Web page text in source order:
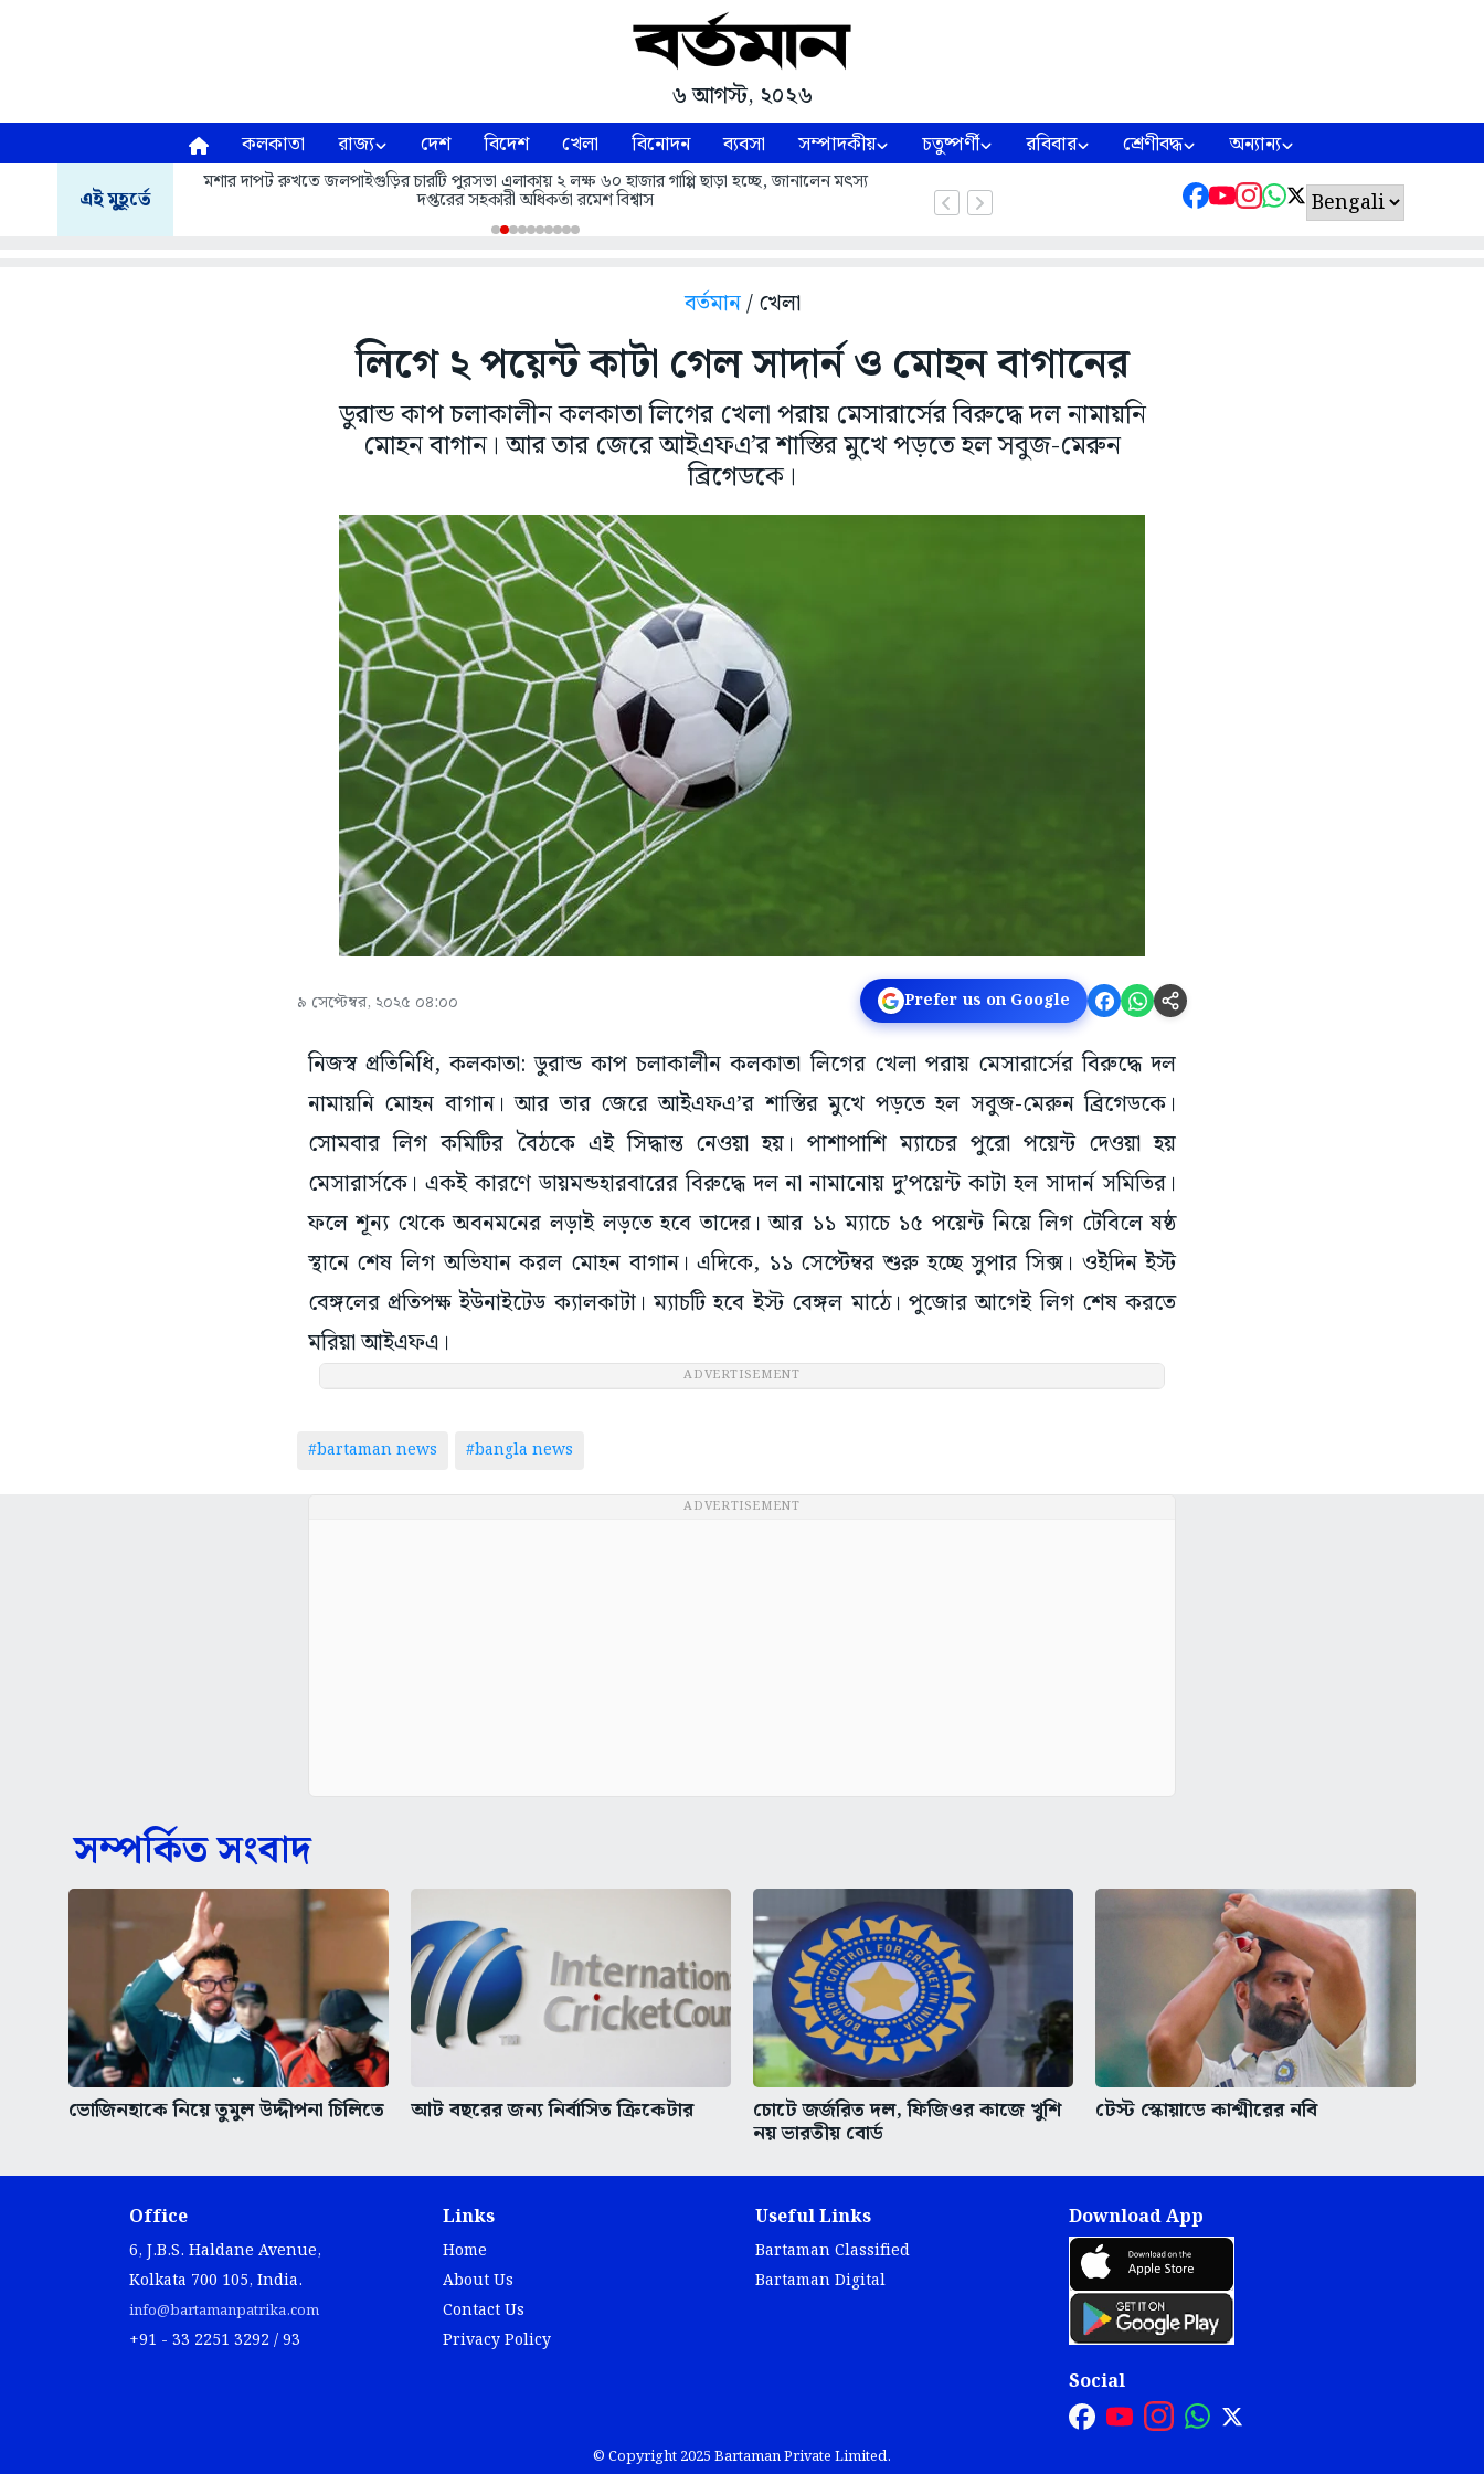
৬ আগস্ট, ২০২৬
কলকাতা রাজ্য দেশ বিদেশ খেলা বিনোদন ব্যবসা সম্পাদকীয় চতুষ্পর্ণী রবিবার শ্রেণীবদ্ধ অন্যান্য
এই মুহূর্তে
মশার দাপট রুখতে জলপাইগুড়ির চারটি পুরসভা এলাকায় ২ লক্ষ ৬০ হাজার গাপ্পি ছাড়া হচ্ছে, জানালেন মৎস্য
দপ্তরের সহকারী অধিকর্তা রমেশ বিশ্বাস
বর্তমান/ খেলা
লিগে ২ পয়েন্ট কাটা গেল সাদার্ন ও মোহন বাগানের
ডুরান্ড কাপ চলাকালীন কলকাতা লিগের খেলা পরায় মেসারার্সের বিরুদ্ধে দল নামায়নি
মোহন বাগান। আর তার জেরে আইএফএ’র শাস্তির মুখে পড়তে হল সবুজ-মেরুন
ব্রিগেডকে।
৯ সেপ্টেম্বর, ২০২৫ ০৪:০০ Prefer us on Google
নিজস্ব প্রতিনিধি, কলকাতা: ডুরান্ড কাপ চলাকালীন কলকাতা লিগের খেলা পরায় মেসারার্সের বিরুদ্ধে দল
নামায়নি মোহন বাগান। আর তার জেরে আইএফএ’র শাস্তির মুখে পড়তে হল সবুজ-মেরুন ব্রিগেডকে।
সোমবার লিগ কমিটির বৈঠকে এই সিদ্ধান্ত নেওয়া হয়। পাশাপাশি ম্যাচের পুরো পয়েন্ট দেওয়া হয়
মেসারার্সকে। একই কারণে ডায়মন্ডহারবারের বিরুদ্ধে দল না নামানোয় দু’পয়েন্ট কাটা হল সাদার্ন সমিতির।
ফলে শূন্য থেকে অবনমনের লড়াই লড়তে হবে তাদের। আর ১১ ম্যাচে ১৫ পয়েন্ট নিয়ে লিগ টেবিলে ষষ্ঠ
স্থানে শেষ লিগ অভিযান করল মোহন বাগান। এদিকে, ১১ সেপ্টেম্বর শুরু হচ্ছে সুপার সিক্স। ওইদিন ইস্ট
বেঙ্গলের প্রতিপক্ষ ইউনাইটেড ক্যালকাটা। ম্যাচটি হবে ইস্ট বেঙ্গল মাঠে। পুজোর আগেই লিগ শেষ করতে
মরিয়া আইএফএ।
ADVERTISEMENT
#bartaman news #bangla news
ADVERTISEMENT
সম্পর্কিত সংবাদ
ভোজিনহাকে নিয়ে তুমুল উদ্দীপনা চিলিতে আট বছরের জন্য নির্বাসিত ক্রিকেটার চোটে জর্জরিত দল, ফিজিওর কাজে খুশি
নয় ভারতীয় বোর্ড
টেস্ট স্কোয়াডে কাশ্মীরের নবি
Office
6, J.B.S. Haldane Avenue,
Kolkata 700 105, India.
info@bartamanpatrika.com
+91 - 33 2251 3292 / 93
Links
Home
About Us
Contact Us
Privacy Policy
Useful Links
Bartaman Classified
Bartaman Digital
Download App
Social
© Copyright 2025 Bartaman Private Limited.